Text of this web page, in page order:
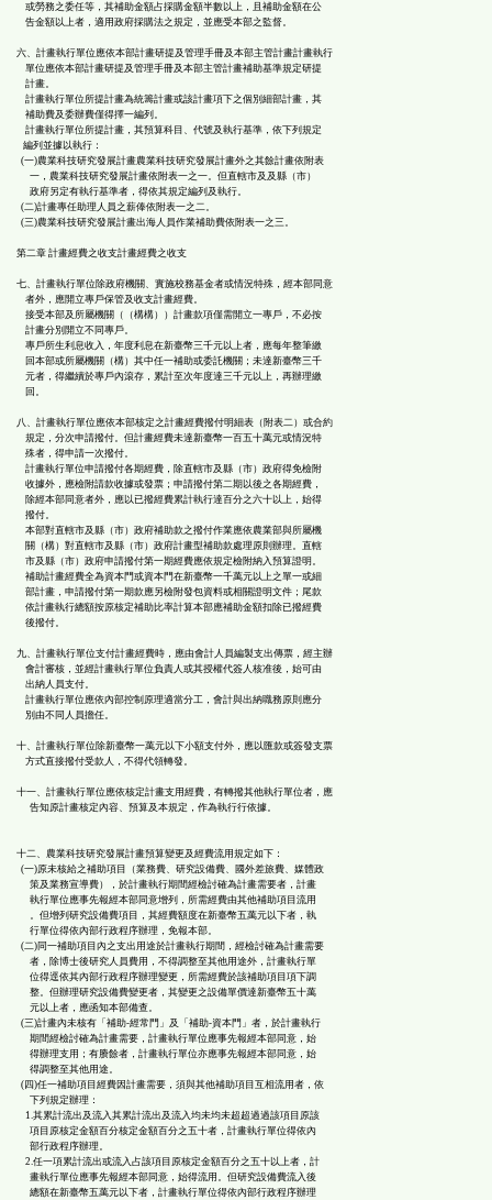
或勞務之委任等，其補助金額占採購金額半數以上，且補助金額在公
告金額以上者，適用政府採購法之規定，並應受本部之監督。
六、計畫執行單位應依本部計畫研提及管理手冊及本部主管計畫計畫執行
單位應依本部計畫研提及管理手冊及本部主管計畫補助基準規定研提
計畫。
計畫執行單位所提計畫為統籌計畫或該計畫項下之個別細部計畫，其
補助費及委辦費僅得擇一編列。
計畫執行單位所提計畫，其預算科目、代號及執行基準，依下列規定
編列並據以執行：
(一)農業科技研究發展計畫農業科技研究發展計畫外之其餘計畫依附表
一，農業科技研究發展計畫依附表一之一。但直轄市及及縣（市）
政府另定有執行基準者，得依其規定編列及執行。
(二)計畫專任助理人員之薪俸依附表一之二。
(三)農業科技研究發展計畫出海人員作業補助費依附表一之三。
第二章 計畫經費之收支計畫經費之收支
七、計畫執行單位除政府機關、實施校務基金者或情況特殊，經本部同意
者外，應開立專戶保管及收支計畫經費。
接受本部及所屬機關（（構構））計畫款項僅需開立一專戶，不必按
計畫分別開立不同專戶。
專戶所生利息收入，年度利息在新臺幣三千元以上者，應每年整筆繳
回本部或所屬機關（構）其中任一補助或委託機關；未達新臺幣三千
元者，得繼續於專戶內滾存，累計至次年度達三千元以上，再辦理繳
回。
八、計畫執行單位應依本部核定之計畫經費撥付明細表（附表二）或合約
規定，分次申請撥付。但計畫經費未達新臺幣一百五十萬元或情況特
殊者，得申請一次撥付。
計畫執行單位申請撥付各期經費，除直轄市及縣（市）政府得免檢附
收據外，應檢附請款收據或發票；申請撥付第二期以後之各期經費，
除經本部同意者外，應以已撥經費累計執行達百分之六十以上，始得
撥付。
本部對直轄市及縣（市）政府補助款之撥付作業應依農業部與所屬機
關（構）對直轄市及縣（市）政府計畫型補助款處理原則辦理。直轄
市及縣（市）政府申請撥付第一期經費應依規定檢附納入預算證明。
補助計畫經費全為資本門或資本門在新臺幣一千萬元以上之單一或細
部計畫，申請撥付第一期款應另檢附發包資料或相關證明文件；尾款
依計畫執行總額按原核定補助比率計算本部應補助金額扣除已撥經費
後撥付。
九、計畫執行單位支付計畫經費時，應由會計人員編製支出傳票，經主辦
會計審核，並經計畫執行單位負責人或其授權代簽人核准後，始可由
出納人員支付。
計畫執行單位應依內部控制原理適當分工，會計與出納職務原則應分
別由不同人員擔任。
十、計畫執行單位除新臺幣一萬元以下小額支付外，應以匯款或簽發支票
方式直接撥付受款人，不得代領轉發。
十一、計畫執行單位應依核定計畫支用經費，有轉撥其他執行單位者，應
告知原計畫核定內容、預算及本規定，作為執行行依據。
十二、農業科技研究發展計畫預算變更及經費流用規定如下：
(一)原未核給之補助項目（業務費、研究設備費、國外差旅費、媒體政
策及業務宣導費），於計畫執行期間經檢討確為計畫需要者，計畫
執行單位應事先報經本部同意增列，所需經費由其他補助項目流用
。但增列研究設備費項目，其經費額度在新臺幣五萬元以下者，執
行單位得依內部行政程序辦理，免報本部。
(二)同一補助項目內之支出用途於計畫執行期間，經檢討確為計畫需要
者，除博士後研究人員費用，不得調整至其他用途外，計畫執行單
位得逕依其內部行政程序辦理變更，所需經費於該補助項目項下調
整。但辦理研究設備費變更者，其變更之設備單價達新臺幣五十萬
元以上者，應函知本部備查。
(三)計畫內未核有「補助-經常門」及「補助-資本門」者，於計畫執行
期間經檢討確為計畫需要，計畫執行單位應事先報經本部同意，始
得辦理支用；有賸餘者，計畫執行單位亦應事先報經本部同意，始
得調整至其他用途。
(四)任一補助項目經費因計畫需要，須與其他補助項目互相流用者，依
下列規定辦理：
1.其累計流出及流入其累計流出及流入均未均未超超過過該項目原該
項目原核定金額百分核定金額百分之五十者，計畫執行單位得依內
部行政程序辦理。
2.任一項累計流出或流入占該項目原核定金額百分之五十以上者，計
畫執行單位應事先報經本部同意，始得流用。但研究設備費流入後
總額在新臺幣五萬元以下者，計畫執行單位得依內部行政程序辦理